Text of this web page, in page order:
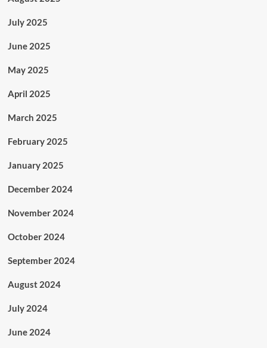
July 2025
June 2025
May 2025
April 2025
March 2025
February 2025
January 2025
December 2024
November 2024
October 2024
September 2024
August 2024
July 2024
June 2024